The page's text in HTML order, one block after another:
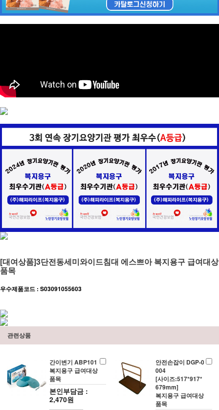
[대여상품]3단전동세미와이드침대 에스쁘아 복지용구 급여대상
품목
우수제품코드 : S03091055603
관련상품
간이변기 ABP101
복지용구 급여대상
품목
본인부담금 :
2,470원
안전손잡이 DGP-0
004
[사이즈:517*917*
679mm]
복지용구 급여대상
품목